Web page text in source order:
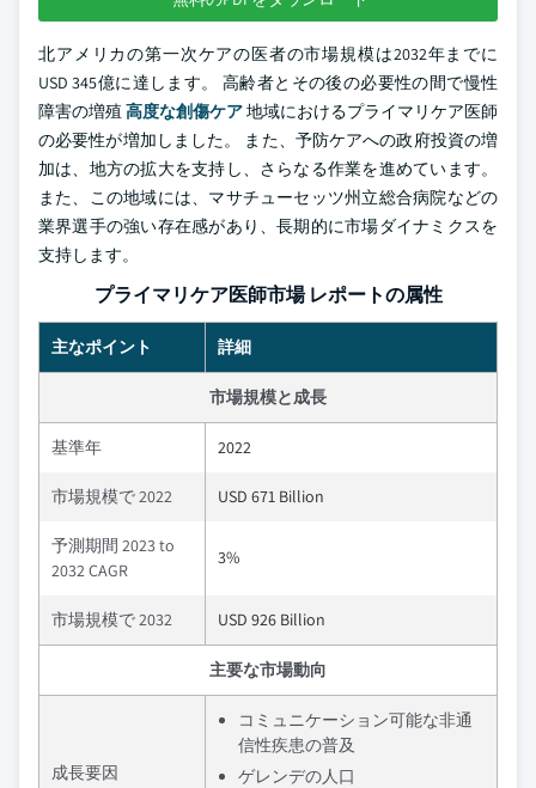
北アメリカの第一次ケアの医者の市場規模は2032年までに
USD 345億に達します。 高齢者とその後の必要性の間で慢性
障害の増殖 高度な創傷ケア地域におけるプライマリケア医師
の必要性が増加しました。 また、予防ケアへの政府投資の増
加は、地方の拡大を支持し、さらなる作業を進めています。
また、この地域には、マサチューセッツ州立総合病院などの
業界選手の強い存在感があり、長期的に市場ダイナミクスを
支持します。
プライマリケア医師市場 レポートの属性
主なポイント 詳細
市場規模と成長
基準年 2022
市場規模で 2022 USD 671 Billion
予測期間 2023 to
2032 CAGR
3%
市場規模で 2032 USD 926 Billion
主要な市場動向
成長要因
コミュニケーション可能な非通
信性疾患の普及
ゲレンデの人口